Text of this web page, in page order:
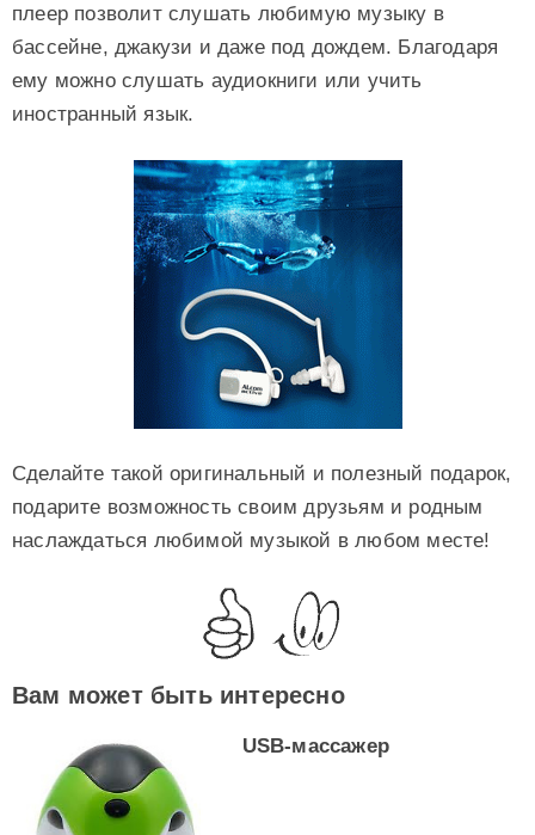
плеер позволит слушать любимую музыку в
бассейне, джакузи и даже под дождем. Благодаря
ему можно слушать аудиокниги или учить
иностранный язык.
Сделайте такой оригинальный и полезный подарок,
подарите возможность своим друзьям и родным
наслаждаться любимой музыкой в любом месте!
Вам может быть интересно
USB-массажер